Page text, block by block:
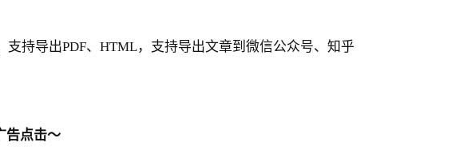
持导出PDF、HTML，支持导出文章到微信公众号、知乎
告点击～